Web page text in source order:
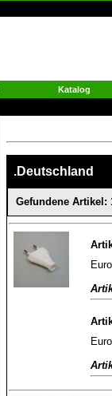
Katalog
.Deutschland
Gefundene Artikel: